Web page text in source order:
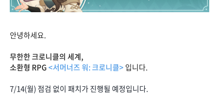
안녕하세요.
무한한 크로니클의 세계,
소환형 RPG<서머너즈 워: 크로니클> 입니다.
7/14(월) 점검 없이 패치가 진행될 예정입니다.